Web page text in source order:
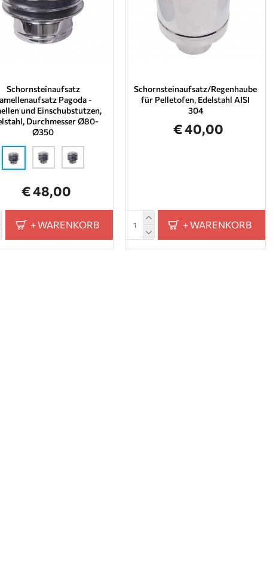
Schornsteinaufsatz
Pagoda -
und Einschubstutzen,
Durchmesser Ø80-
Ø350
€ 48,00
+ WARENKORB
Schornsteinaufsatz/Regenhaube
für Pelletofen, Edelstahl AISI
304
€ 40,00
+ WARENKORB